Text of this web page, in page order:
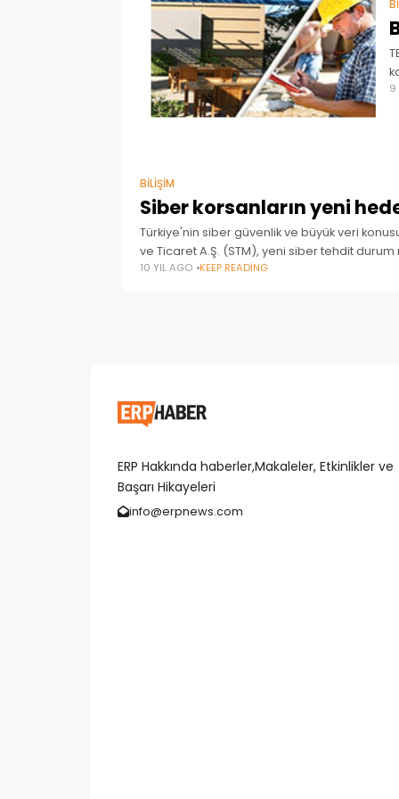
9
BILIŞIM
Siber korsanların yeni
Türkiye'nin siber güvenlik ve büyük veri
ve Ticaret A.Ş. (STM), yeni siber tehdit durum
Tehdit Durum
10 YIL AGO KEEP READING
ERP Hakkında haberler,Makaleler, Etkinlikler ve
Başarı Hikayeleri
info@erpnews.com